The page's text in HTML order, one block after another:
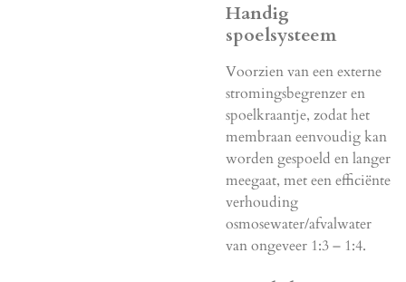
Handig
spoelsysteem
Voorzien van een externe
stromingsbegrenzer en
spoelkraantje, zodat het
membraan eenvoudig kan
worden gespoeld en langer
meegaat, met een efficiënte
verhouding
osmosewater/afvalwater
van ongeveer 1:3 – 1:4.